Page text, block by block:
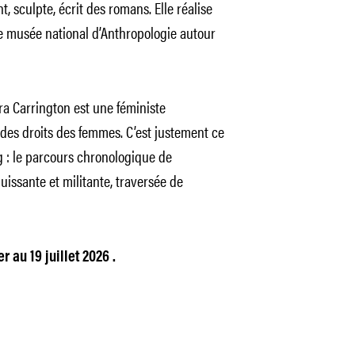
sculpte, écrit des romans. Elle réalise
national d’Anthropologie autour
Carrington est une féministe
droits des femmes. C’est justement ce
le parcours chronologique de
et militante, traversée de
au 19 juillet 2026 .